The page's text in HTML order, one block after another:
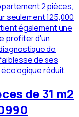
2 pièces,
seulement 125,000
également une
profiter d'un
de
de ses
réduit.
de 31 m2